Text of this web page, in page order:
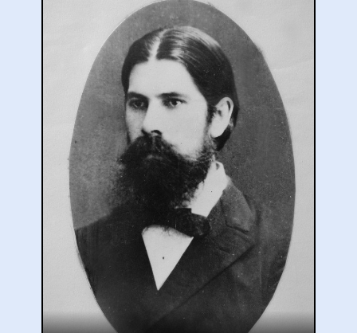
Л.А. МАЛИНОВСКИЙ
Профессор
Информация биографии готовится к
публикации.